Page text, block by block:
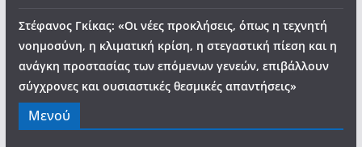
Στέφανος Γκίκας: «Οι νέες προκλήσεις, όπως η τεχνητή
νοημοσύνη, η κλιματική κρίση, η στεγαστική πίεση και η
ανάγκη προστασίας των επόμενων γενεών, επιβάλλουν
σύγχρονες και ουσιαστικές θεσμικές απαντήσεις»
Μενού